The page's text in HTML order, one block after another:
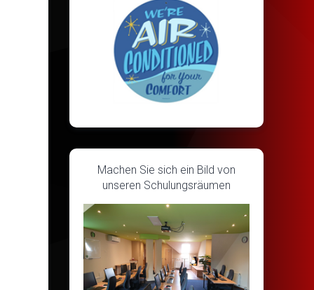
Machen Sie sich ein Bild von
unseren Schulungsräumen